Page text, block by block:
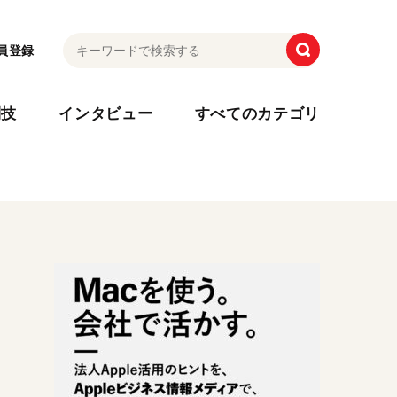
登録
インタビュー すべてのカテゴリ